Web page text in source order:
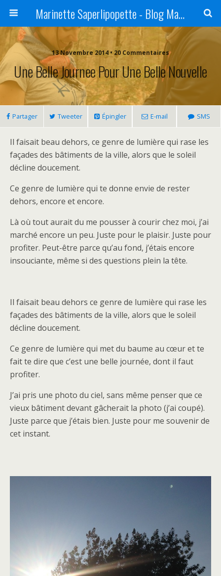
Marinette Saperlipopette - Blog Maman Angers Lifestyle - Ex Expat Montréal
13 Novembre 2014 • 20 Commentaires
Une Belle Journee Pour Une Belle Nouvelle
Partager Tweeter Épingler E-mail SMS
Il faisait beau dehors, ce genre de lumière qui rase les
façades des bâtiments de la ville, alors que le soleil
décline doucement.
Ce genre de lumière qui te donne envie de rester
dehors, encore et encore.
Là où tout aurait du me pousser à courir chez moi, j’ai
marché encore un peu. Juste pour le plaisir. Juste pour
profiter. Peut-être parce qu’au fond, j’étais encore
insouciante, même si des questions plein la tête.
Il faisait beau dehors ce genre de lumière qui rase les
façades des bâtiments de la ville, alors que le soleil
décline doucement.
Ce genre de lumière qui met du baume au cœur et te
fait te dire que c’est une belle journée, dont il faut
profiter.
J’ai pris une photo du ciel, sans même penser que ce
vieux bâtiment devant gâcherait la photo (j’ai coupé).
Juste parce que j’étais bien. Juste pour me souvenir de
cet instant.